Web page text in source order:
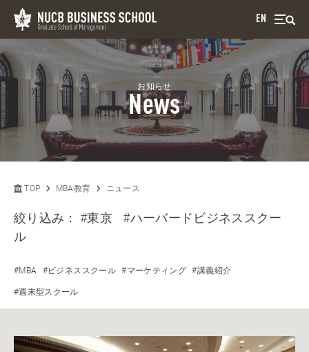
EN
お知らせ
News
TOP MBA教育 ニュース
絞り込み：#東京
#ハーバードビジネススクー
ル
#MBA #ビジネススクール #マーケティング #講義紹介
#週末型スクール